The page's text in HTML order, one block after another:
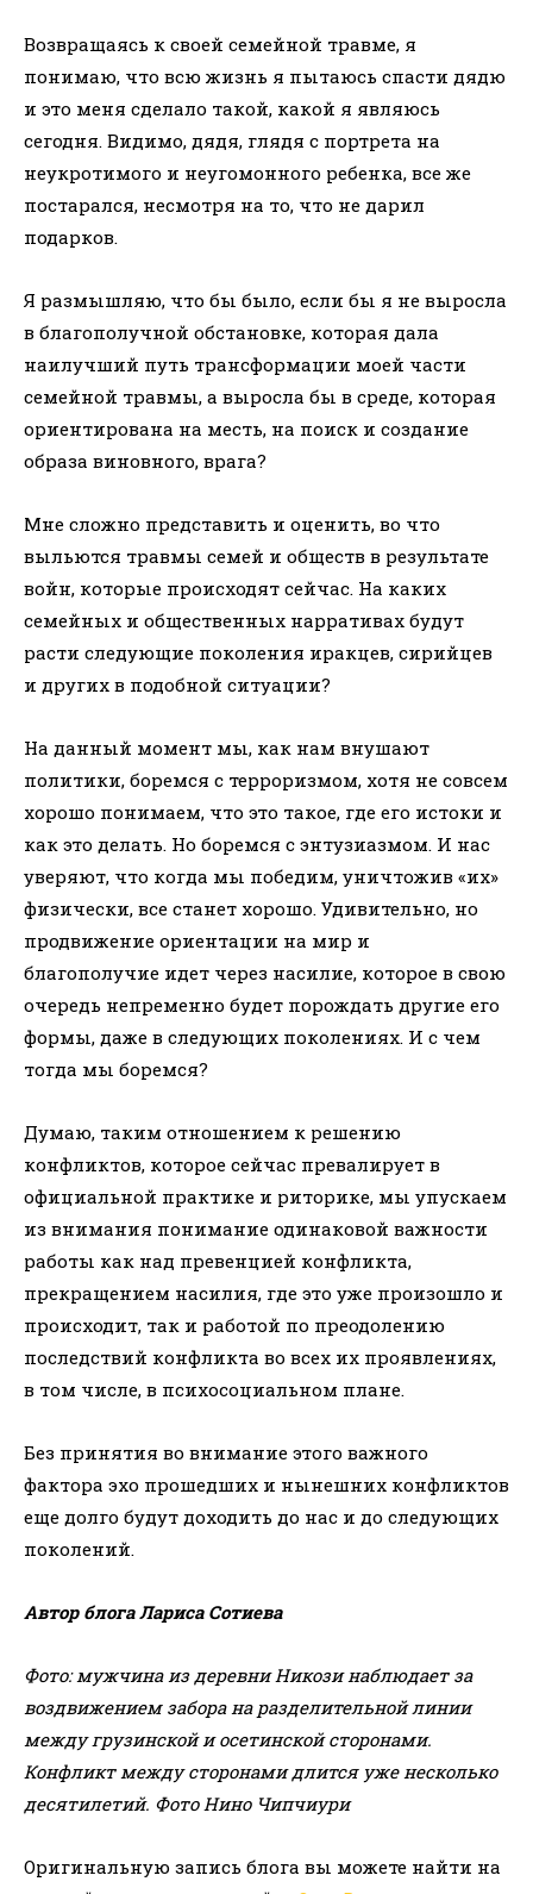
Возвращаясь к своей семейной травме, я
понимаю, что всю жизнь я пытаюсь спасти дядю
и это меня сделало такой, какой я являюсь
сегодня. Видимо, дядя, глядя с портрета на
неукротимого и неугомонного ребенка, все же
постарался, несмотря на то, что не дарил
подарков.
Я размышляю, что бы было, если бы я не выросла
в благополучной обстановке, которая дала
наилучший путь трансформации моей части
семейной травмы, а выросла бы в среде, которая
ориентирована на месть, на поиск и создание
образа виновного, врага?
Мне сложно представить и оценить, во что
выльются травмы семей и обществ в результате
войн, которые происходят сейчас. На каких
семейных и общественных нарративах будут
расти следующие поколения иракцев, сирийцев
и других в подобной ситуации?
На данный момент мы, как нам внушают
политики, боремся с терроризмом, хотя не совсем
хорошо понимаем, что это такое, где его истоки и
как это делать. Но боремся с энтузиазмом. И нас
уверяют, что когда мы победим, уничтожив «их»
физически, все станет хорошо. Удивительно, но
продвижение ориентации на мир и
благополучие идет через насилие, которое в свою
очередь непременно будет порождать другие его
формы, даже в следующих поколениях. И с чем
тогда мы боремся?
Думаю, таким отношением к решению
конфликтов, которое сейчас превалирует в
официальной практике и риторике, мы упускаем
из внимания понимание одинаковой важности
работы как над превенцией конфликта,
прекращением насилия, где это уже произошло и
происходит, так и работой по преодолению
последствий конфликта во всех их проявлениях,
в том числе, в психосоциальном плане.
Без принятия во внимание этого важного
фактора эхо прошедших и нынешних конфликтов
еще долго будут доходить до нас и до следующих
поколений.
Автор блога Лариса Сотиева
Фото: мужчина из деревни Никози наблюдает за
воздвижением забора на разделительной линии
между грузинской и осетинской сторонами.
Конфликт между сторонами длится уже несколько
десятилетий. Фото Нино Чипчиури
Оригинальную запись блога вы можете найти на